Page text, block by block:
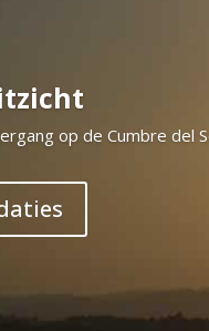
op de Cumbre del